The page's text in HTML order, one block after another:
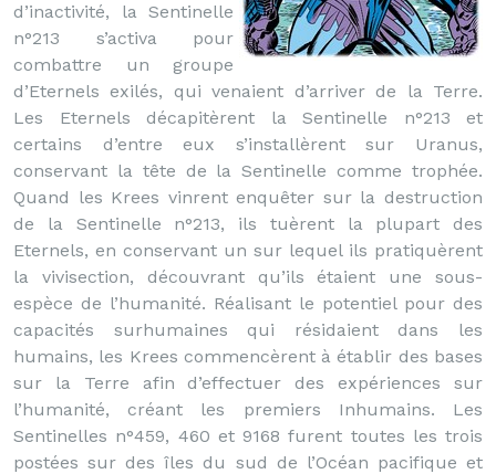
d’inactivité, la Sentinelle
n°213 s’activa pour
combattre un groupe
d’Eternels exilés, qui venaient d’arriver de la Terre.
Les Eternels décapitèrent la Sentinelle n°213 et
certains d’entre eux s’installèrent sur Uranus,
conservant la tête de la Sentinelle comme trophée.
Quand les Krees vinrent enquêter sur la destruction
de la Sentinelle n°213, ils tuèrent la plupart des
Eternels, en conservant un sur lequel ils pratiquèrent
la vivisection, découvrant qu’ils étaient une sous-
espèce de l’humanité. Réalisant le potentiel pour des
capacités surhumaines qui résidaient dans les
humains, les Krees commencèrent à établir des bases
sur la Terre afin d’effectuer des expériences sur
l’humanité, créant les premiers Inhumains. Les
Sentinelles n°459, 460 et 9168 furent toutes les trois
postées sur des îles du sud de l’Océan pacifique et